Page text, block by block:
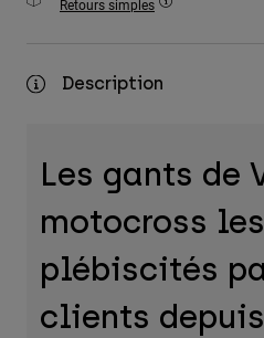
Accessoires
Sacs et sacs à dos
Voir tout
Retours simples
Description
Les gants de
motocross
plébiscités
clients